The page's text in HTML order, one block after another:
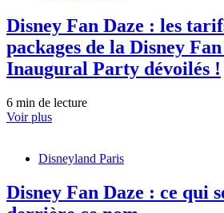
Disney Fan Daze : les
packages de la Disney
Inaugural Party dévoilés !
6 min de lecture
Voir plus
Disneyland Paris
Disney Fan Daze : ce qui